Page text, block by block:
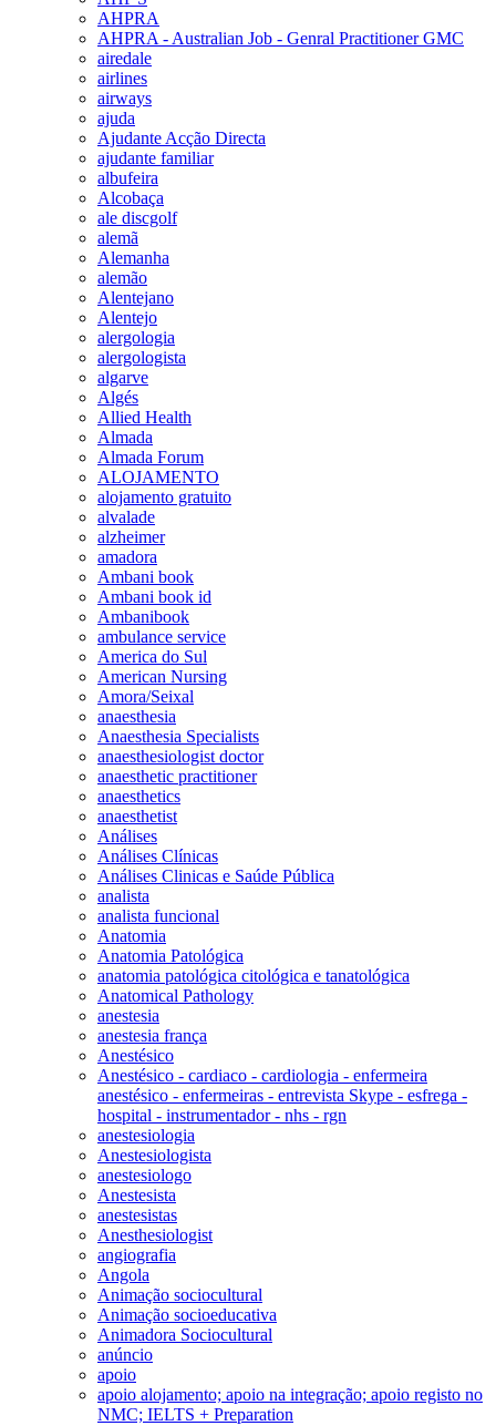
AHPRA
AHPRA - Australian Job - Genral Practitioner GMC
airedale
airlines
airways
ajuda
Ajudante Acção Directa
ajudante familiar
albufeira
Alcobaça
ale discgolf
alemã
Alemanha
alemão
Alentejano
Alentejo
alergologia
alergologista
algarve
Algés
Allied Health
Almada
Almada Forum
ALOJAMENTO
alojamento gratuito
alvalade
alzheimer
amadora
Ambani book
Ambani book id
Ambanibook
ambulance service
America do Sul
American Nursing
Amora/Seixal
anaesthesia
Anaesthesia Specialists
anaesthesiologist doctor
anaesthetic practitioner
anaesthetics
anaesthetist
Análises
Análises Clínicas
Análises Clinicas e Saúde Pública
analista
analista funcional
Anatomia
Anatomia Patológica
anatomia patológica citológica e tanatológica
Anatomical Pathology
anestesia
anestesia frança
Anestésico
Anestésico - cardiaco - cardiologia - enfermeira
anestésico - enfermeiras - entrevista Skype - esfrega -
hospital - instrumentador - nhs - rgn
anestesiologia
Anestesiologista
anestesiologo
Anestesista
anestesistas
Anesthesiologist
angiografia
Angola
Animação sociocultural
Animação socioeducativa
Animadora Sociocultural
anúncio
apoio
apoio alojamento; apoio na integração; apoio registo no
NMC; IELTS + Preparation